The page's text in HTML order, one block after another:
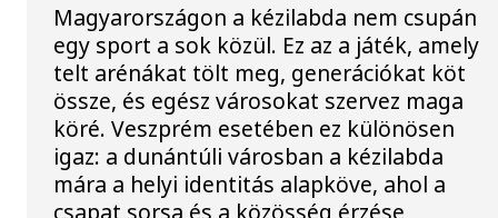
Magyarországon a kézilabda nem csupán
egy sport a sok közül. Ez az a játék, amely
telt arénákat tölt meg, generációkat köt
össze, és egész városokat szervez maga
köré. Veszprém esetében ez különösen
igaz: a dunántúli városban a kézilabda
mára a helyi identitás alapköve, ahol a
csapat sorsa és a közösség érzése